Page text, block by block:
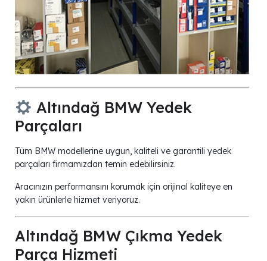
Altındağ BMW Yedek
Parçaları
Tüm BMW modellerine uygun, kaliteli ve garantili yedek
parçaları firmamızdan temin edebilirsiniz.
Aracınızın performansını korumak için orijinal kaliteye en
yakın ürünlerle hizmet veriyoruz.
Altındağ BMW Çıkma Yedek
Parça Hizmeti